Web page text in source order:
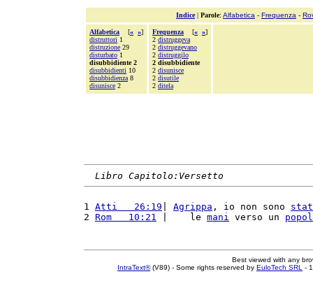
Indice| Parole: Alfabetica - Frequenza -
Alfabetica [« »]
distruttori 1
distruzione 29
disturbato 1
disubbidiente 2
disubbidienti 10
disubbidienza 8
disunisce 2
Frequenza [« »]
2 distruggeva
2 distruggevano
2 distruggilo
2 disubbidiente
2 disunisce
2 disutile
2 ditela
Libro Capitolo:Versetto
1 Atti   26:19 Agrippa , io non sono
2 Rom   10:21 |    le mani verso un
Best viewed with any
IntraText®(V89) - Some rights reserved by EuloTech SRL -